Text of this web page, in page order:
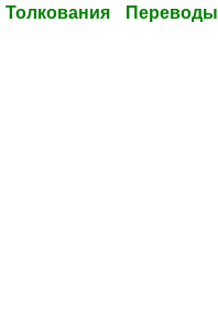
Толкования Переводы